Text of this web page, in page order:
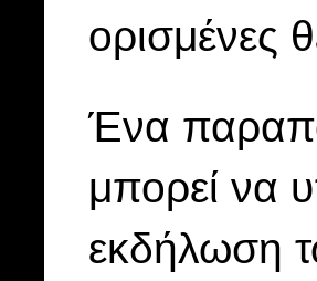
ορισμένες
Ένα
μπορεί να
εκδήλωση